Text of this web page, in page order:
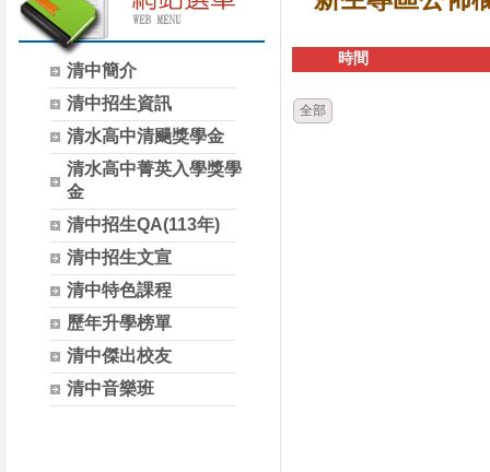
清中簡介
清中招生資訊
清水高中清颺獎學金
清水高中菁英入學獎學
金
清中招生QA(113年)
清中招生文宣
清中特色課程
歷年升學榜單
清中傑出校友
清中音樂班
時間
全部